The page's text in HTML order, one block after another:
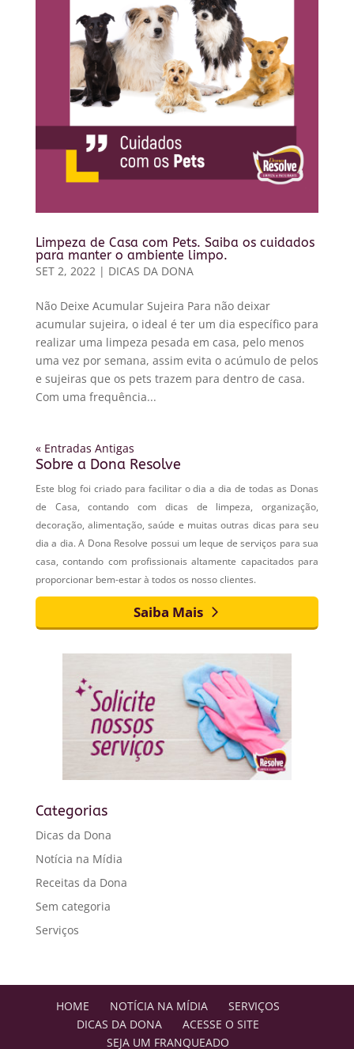
Limpeza de Casa com Pets. Saiba os cuidados
para manter o ambiente limpo.
SET 2, 2022| DICAS DA DONA
Não Deixe Acumular Sujeira Para não deixar
acumular sujeira, o ideal é ter um dia específico para
realizar uma limpeza pesada em casa, pelo menos
uma vez por semana, assim evita o acúmulo de pelos
e sujeiras que os pets trazem para dentro de casa.
Com uma frequência...
« Entradas Antigas
Sobre a Dona Resolve
Este blog foi criado para facilitar o dia a dia de todas as Donas
de Casa, contando com dicas de limpeza, organização,
decoração, alimentação, saúde e muitas outras dicas para seu
dia a dia. A Dona Resolve possui um leque de serviços para sua
casa, contando com profissionais altamente capacitados para
proporcionar bem-estar à todos os nosso clientes.
Saiba Mais
Categorias
Dicas da Dona
Notícia na Mídia
Receitas da Dona
Sem categoria
Serviços
HOME NOTÍCIA NA MÍDIA
SERVIÇOS
DICAS DA DONA
ACESSE O SITE
SEJA UM FRANQUEADO